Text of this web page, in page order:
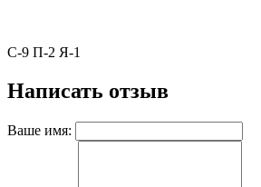
С-9 П-2 Я-1
Написать отзыв
Ваше имя: